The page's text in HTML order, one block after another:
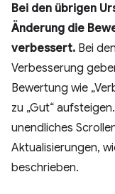
Bei den übrigen
Änderung die
verbessert. Bei
Verbesserung
Bewertung wie
zu „Gut“
unendliches
Aktualisierungen,
beschrieben.